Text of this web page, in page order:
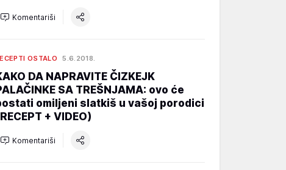
Komentariši
OSTALO 5.6.2018.
DA NAPRAVITE ČIZKEJK
SA TREŠNJAMA: ovo će
omiljeni slatkiš u vašoj porodici
+ VIDEO)
Komentariši